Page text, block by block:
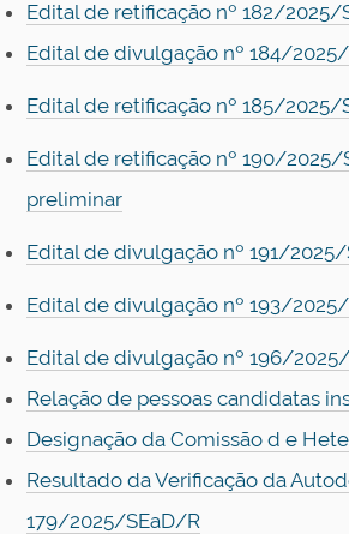
Edital de retificação nº 182/2025/
Edital de divulgação nº 184/
Edital de retificação nº 185/2025/
Edital de retificação nº 190/
preliminar
Edital de divulgação nº 191/
Edital de divulgação nº 193/
Edital de divulgação nº 196/
Relação de pessoas candidatas
Designação da Comissão d e
Resultado da Verificação da
179/2025/SEaD/R